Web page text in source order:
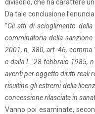
divisorio, che ha carattere
Da tale conclusione
“Gli atti di scioglimento
comminatoria della sanzione
2001, n. 380, art. 46, comma
e dalla L. 28 febbraio 1985,
aventi per oggetto diritti reali
risultino gli estremi della
concessione rilasciata in
Vanno poi esaminate,